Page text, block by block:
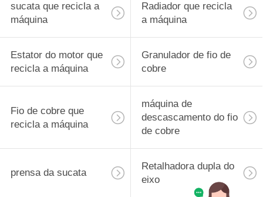
sucata que recicla a
máquina
Radiador que recicla
a máquina
Estator do motor que
recicla a máquina
Granulador de fio de
cobre
Fio de cobre que
recicla a máquina
máquina de
descascamento do fio
de cobre
prensa da sucata
Retalhadora dupla do
eixo